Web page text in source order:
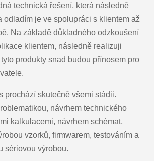
technická řešení, která následně
odladím je ve spolupráci s klientem až
Na základě důkladného odzkoušení
klientem, následně realizuji
produkty snad budou přínosem pro
prochází skutečně všemi stádii.
návrhem technického
kalkulacemi, návrhem schémat,
vzorků, firmwarem, testováním a
sériovou výrobou.